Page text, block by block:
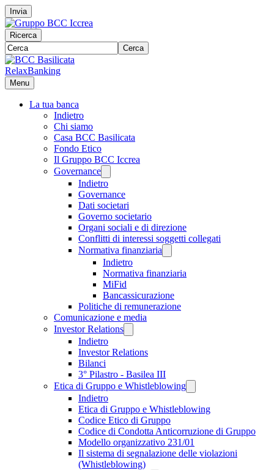
Invia
Ricerca
Cerca
RelaxBanking
Menu
La tua banca
Indietro
Chi siamo
Casa BCC Basilicata
Fondo Etico
Il Gruppo BCC Iccrea
Governance
Indietro
Governance
Dati societari
Governo societario
Organi sociali e di direzione
Conflitti di interessi soggetti collegati
Normativa finanziaria
Indietro
Normativa finanziaria
MiFid
Bancassicurazione
Politiche di remunerazione
Comunicazione e media
Investor Relations
Indietro
Investor Relations
Bilanci
3° Pilastro - Basilea III
Etica di Gruppo e Whistleblowing
Indietro
Etica di Gruppo e Whistleblowing
Codice Etico di Gruppo
Codice di Condotta Anticorruzione di Gruppo
Modello organizzativo 231/01
Il sistema di segnalazione delle violazioni
(Whistleblowing)